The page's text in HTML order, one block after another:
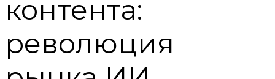
контента:
революция